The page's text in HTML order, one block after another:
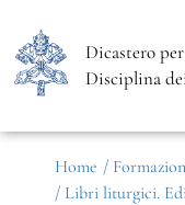
Dicastero
Disciplina
Home /
/ Libri liturgici.